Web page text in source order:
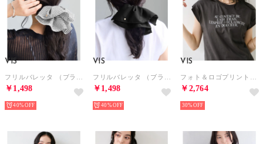
VIS
￥1,498
40%
VIS
￥1,498
40%
VIS
￥2,764
30%